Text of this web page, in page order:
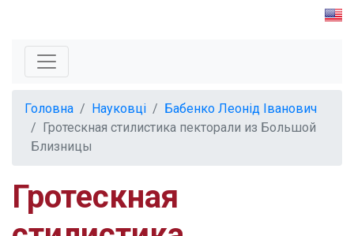
Головна Науковці
Бабенко Леонід Іванович
Гротескная стилистика пекторали из Большой
Близницы
Гротескная